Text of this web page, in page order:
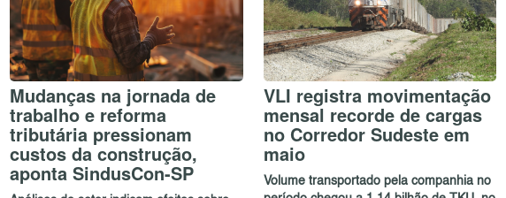
Mudanças na jornada de
trabalho e reforma
tributária pressionam
custos da construção,
aponta SindusCon-SP
VLI registra movimentação
mensal recorde de cargas
no Corredor Sudeste em
maio
Volume transportado pela companhia no